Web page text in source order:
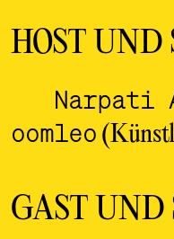
HOST UND
Narpati
oomleo
GAST UND